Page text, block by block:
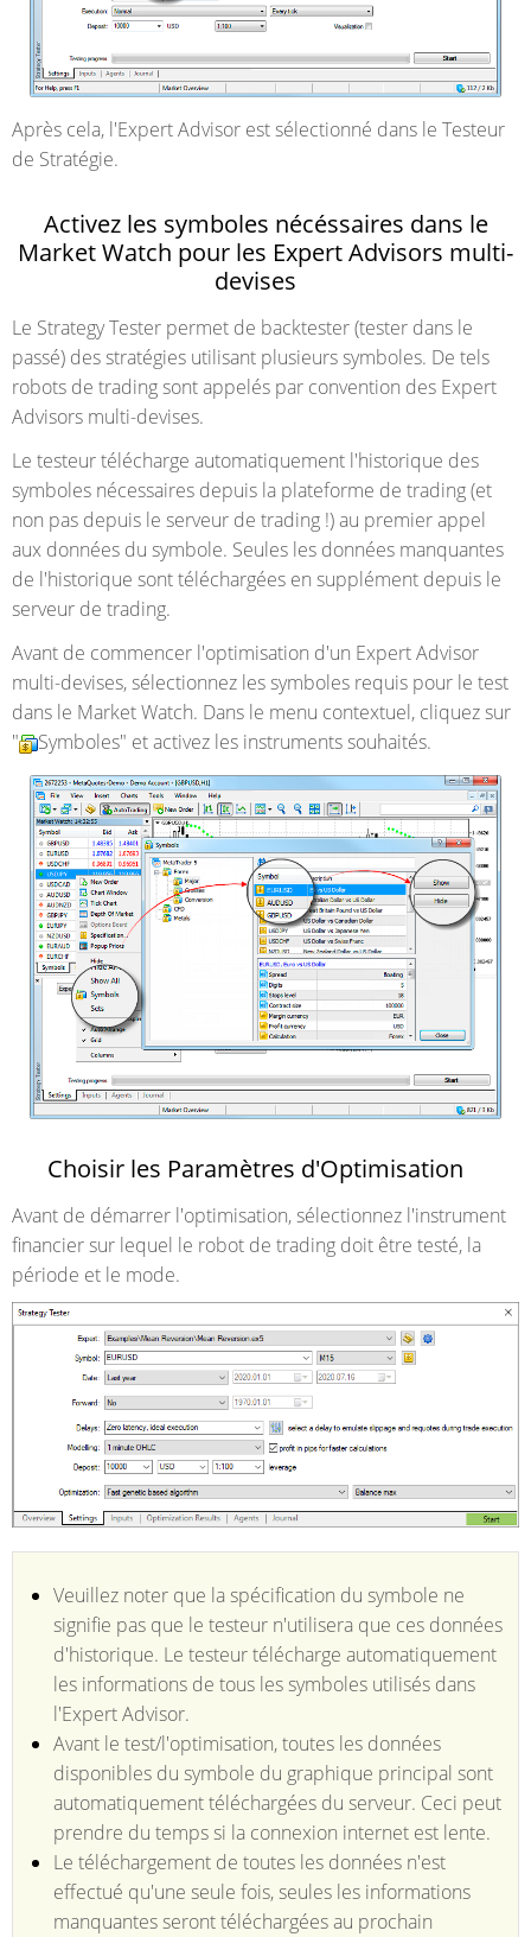
Après cela, l'Expert Advisor est sélectionné dans le Testeur
de Stratégie.
Activez les symboles nécéssaires dans le
Market Watch pour les Expert Advisors multi-
devises
Le Strategy Tester permet de backtester (tester dans le
passé) des stratégies utilisant plusieurs symboles. De tels
robots de trading sont appelés par convention des Expert
Advisors multi-devises.
Le testeur télécharge automatiquement l'historique des
symboles nécessaires depuis la plateforme de trading (et
non pas depuis le serveur de trading !) au premier appel
aux données du symbole. Seules les données manquantes
de l'historique sont téléchargées en supplément depuis le
serveur de trading.
Avant de commencer l'optimisation d'un Expert Advisor
multi-devises, sélectionnez les symboles requis pour le test
dans le Market Watch. Dans le menu contextuel, cliquez sur
"
Symboles" et activez les instruments souhaités.
Choisir les Paramètres d'Optimisation
Avant de démarrer l'optimisation, sélectionnez l'instrument
financier sur lequel le robot de trading doit être testé, la
période et le mode.
Veuillez noter que la spécification du symbole ne
signifie pas que le testeur n'utilisera que ces données
d'historique. Le testeur télécharge automatiquement
les informations de tous les symboles utilisés dans
l'Expert Advisor.
Avant le test/l'optimisation, toutes les données
disponibles du symbole du graphique principal sont
automatiquement téléchargées du serveur. Ceci peut
prendre du temps si la connexion internet est lente.
Le téléchargement de toutes les données n'est
effectué qu'une seule fois, seules les informations
manquantes seront téléchargées au prochain